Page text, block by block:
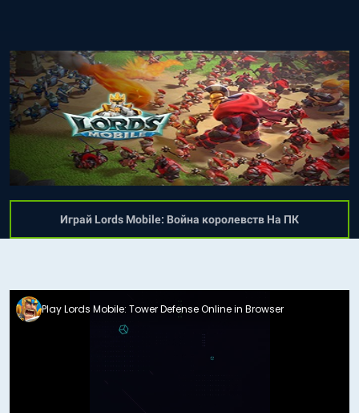
Играй Lords Mobile: Война королевств На ПК